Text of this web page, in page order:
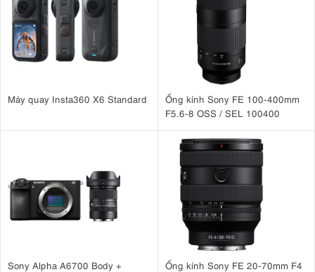
Máy quay Insta360 X6 Standard
Ống kính Sony FE 100-400mm
F5.6-8 OSS / SEL 100400
Sony Alpha A6700 Body +
Ống kính Sony FE 20-70mm F4